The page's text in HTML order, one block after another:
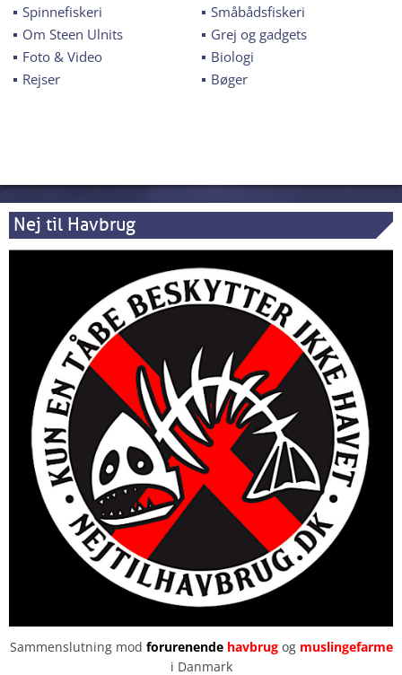
Spinnefiskeri
Småbådsfiskeri
Om Steen Ulnits
Grej og gadgets
Foto & Video
Biologi
Rejser
Bøger
Nej til Havbrug
Sammenslutning mod forurenendehavbrugog muslingefarme
i Danmark